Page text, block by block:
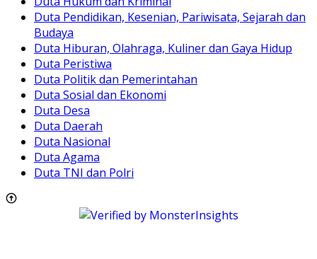
Duta Pendidikan, Kesenian, Pariwisata, Sejarah dan
Budaya
Duta Hiburan, Olahraga, Kuliner dan Gaya Hidup
Duta Peristiwa
Duta Politik dan Pemerintahan
Duta Sosial dan Ekonomi
Duta Desa
Duta Daerah
Duta Nasional
Duta Agama
Duta TNI dan Polri